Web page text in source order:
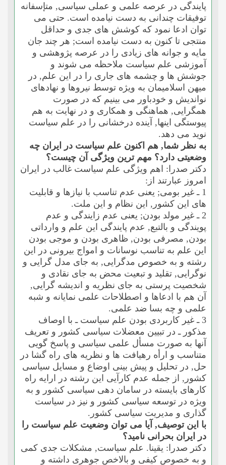
پایندگى در عرصه علمى و عملى سیاسى, متإسفانه
توفیقات چندانى به دست نیامده است. حتى مى
توان ادعا نمود که کوشش هاى جدى و حداقل
منتجى تا کنون به دست نیامده است; هر چند جان
مایه و جوانه هاى زیادى را در عرصه پژوهشى و
آموزشى علم سیاست ملاحظه مى شوند و
جوشش ها و چشمه هاى جارى را در این علم, در
میهن اسلامیمان به ویژه توسط نیروها و نهادهاى
نواندیش و خودباور مى بینیم که در صورت
همگرایى, هماهنگى و همکارى و در نهایت به هم
پیوستگى اینها, آینده درخشانى را در علم سیاست
نوید مى دهد.
به نظر شما, هم اکنون علم سیاست در ایران چه
وضعیتى دارد؟ مهم ترین ویژگى آن چیست؟
دکتر صدرا: اهم ویژگى علم سیاست غالب در ایران
امروز عبارتند از:
1 ـ غیر بومى; یعنى عدم تناسب با نیازها و قابلیت
هاى این کشور, این نظام و این ملت.
2 ـ غیر مولد بودن; یعنى عدم زایندگى و عدم
پویندگى و بالتبع, عدم پایندگى این علم و وارداتى
بودن, مصرفى بودن, ظاهرى بودن و موجى بودن
این علم به تناسب نوسانات و امواج بیرونى در این
رشته و به خصوص مدگرایى, به جاى مدل گرایى و
نوگرایى, تقلید و تبعیت محض به جاى نقادى و
شخصیت پرستى به جاى نظریه و اندیشه گرایى,
آن هم با ادعاها و اصطلاحات علمى نمایانه و شبه
علمى و چه بسا ضد علمى.
3 ـ غیر کاربردى بودن علم سیاست ـ با اوصاف
مذکور ـ در تبیین معضلات سیاسى کشور و تعریف
آنها به صورت مسأل علمى سیاسى و پاسخ گویى
متناسب و ارأه رهیافت ها و نظریه هاى راه گشا در
حل, در تحلیل و پیش بینى اوضاع و مسایل سیاسى
کشور, از جمله عدم کارآیى این رشته در ارایه راه
کارهاى بایسته در سامان دهى سیاسى کشور و به
ویژه در توسعه سیاسى کشور و نیز در سیاست
گذارى و مدیریت سیاسى کشور.
با این توصیف, آیا مى توان وضعیت علم سیاست را
در ایران بحرانى نامید؟
دکتر صدرا: یقینا. علم سیاست, مشکلات جدى کمى
و به خصوص کیفى و بالاخص جوهرى داشته و